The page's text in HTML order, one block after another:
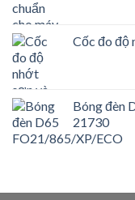
Cốc đo độ
Bóng đèn
21730